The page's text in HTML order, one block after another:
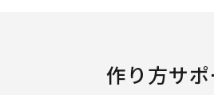
作り方サポ